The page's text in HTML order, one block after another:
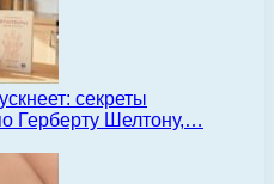
секреты
Герберту Шелтону,…